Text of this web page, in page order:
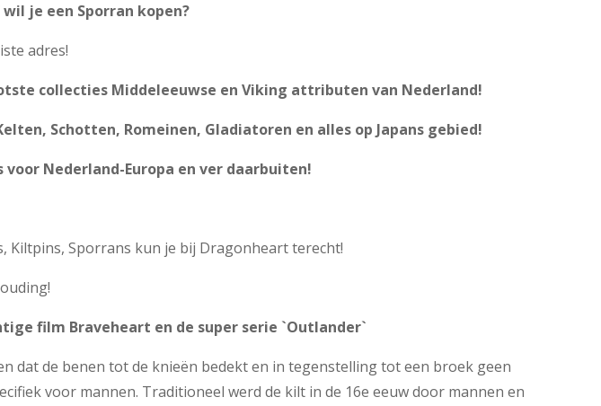
je een Sporran kopen?
adres!
collecties Middeleeuwse en Viking attributen van Nederland!
Schotten, Romeinen, Gladiatoren en alles op Japans gebied!
Nederland-Europa en ver daarbuiten!
Kiltpins, Sporrans kun je bij Dragonheart terecht!
film Braveheart en de super serie `Outlander`
dat de benen tot de knieën bedekt en in tegenstelling tot een broek geen
voor mannen. Traditioneel werd de kilt in de 16e eeuw door mannen en